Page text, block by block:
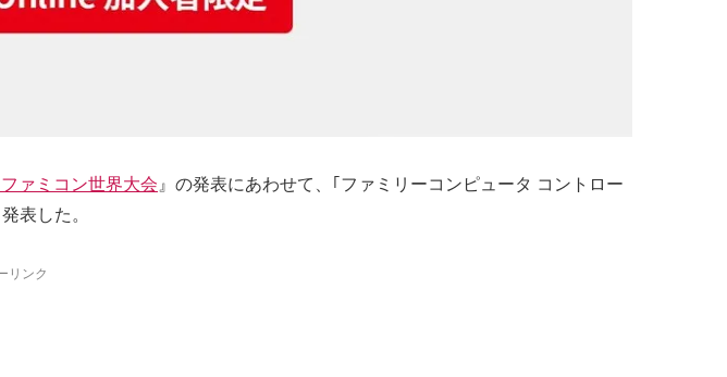
ァミコン世界大会 』の発表にあわせて、｢ファミリーコンピュータ コントロー
表した。
リンク